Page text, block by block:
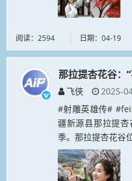
阅读：2594 日期：04-19
那拉提杏花谷：
飞侠
2025-
#射雕英雄传#
疆新源县那拉提
季。那拉提杏花谷
最大的原始野杏林
为“离天空最近的...